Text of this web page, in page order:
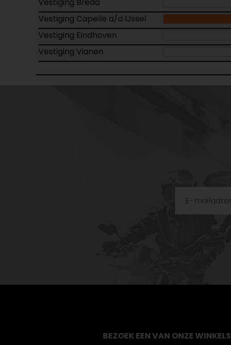
Vestiging Capelle a/d IJssel
Vestiging Eindhoven
Vestiging Vianen
BEZOEK EEN VAN ONZE WINKELS